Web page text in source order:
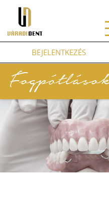
Váradident
BEJELENTKEZÉS